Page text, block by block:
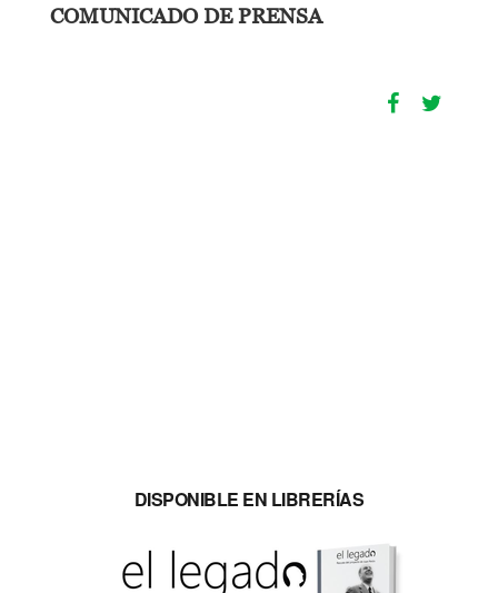
COMUNICADO DE PRENSA
DISPONIBLE EN LIBRERÍAS